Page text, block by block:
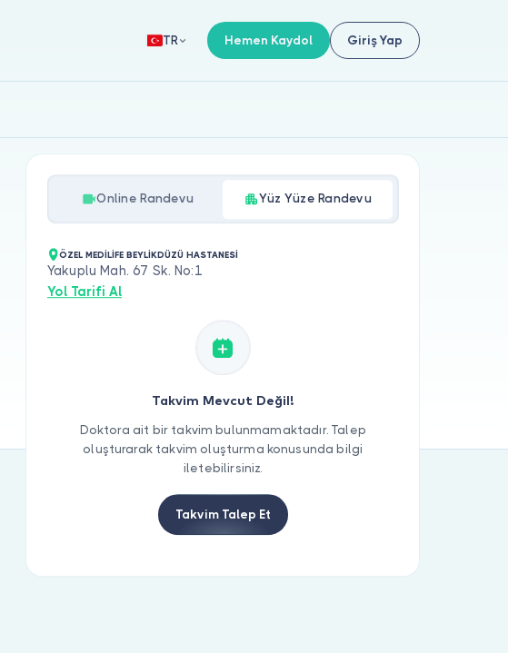
TR Hemen Kaydol Giriş Yap
Online Randevu Yüz Yüze Randevu
ÖZEL MEDİLİFE BEYLİKDÜZÜ HASTANESİ
Yakuplu Mah. 67 Sk. No:1
Yol Tarifi Al
Takvim Mevcut Değil!
Doktora ait bir takvim bulunmamaktadır. Talep
oluşturarak takvim oluşturma konusunda bilgi
iletebilirsiniz.
Takvim Talep Et